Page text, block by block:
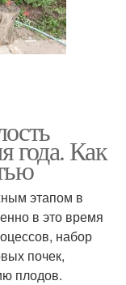
года. Как
этапом в
в это время
набор
почек,
плодов.